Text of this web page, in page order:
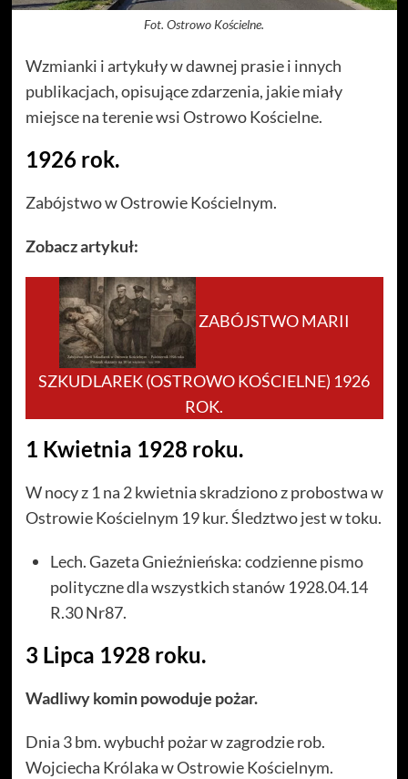
Fot. Ostrowo Kościelne.
Wzmianki i artykuły w dawnej prasie i innych
publikacjach, opisujące zdarzenia, jakie miały
miejsce na terenie wsi Ostrowo Kościelne.
1926 rok.
Zabójstwo w Ostrowie Kościelnym.
Zobacz artykuł:
ZABÓJSTWO MARII
SZKUDLAREK (OSTROWO KOŚCIELNE) 1926
ROK.
1 Kwietnia 1928 roku.
W nocy z 1 na 2 kwietnia skradziono z probostwa w
Ostrowie Kościelnym 19 kur. Śledztwo jest w toku.
Lech. Gazeta Gnieźnieńska: codzienne pismo
polityczne dla wszystkich stanów 1928.04.14
R.30 Nr87.
3 Lipca 1928 roku.
Wadliwy komin powoduje pożar.
Dnia 3 bm. wybuchł pożar w zagrodzie rob.
Wojciecha Królaka w Ostrowie Kościelnym.